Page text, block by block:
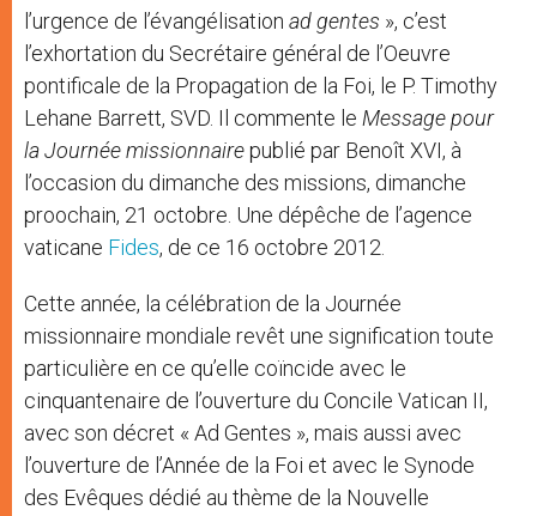
l’urgence de l’évangélisation ad gentes », c’est
l’exhortation du Secrétaire général de l’Oeuvre
pontificale de la Propagation de la Foi, le P. Timothy
Lehane Barrett, SVD. Il commente le Message pour
la Journée missionnairepublié par Benoît XVI, à
l’occasion du dimanche des missions, dimanche
proochain, 21 octobre. Une dépêche de l’agence
vaticane Fides, de ce 16 octobre 2012.
Cette année, la célébration de la Journée
missionnaire mondiale revêt une signification toute
particulière en ce qu’elle coïncide avec le
cinquantenaire de l’ouverture du Concile Vatican II,
avec son décret « Ad Gentes », mais aussi avec
l’ouverture de l’Année de la Foi et avec le Synode
des Evêques dédié au thème de la Nouvelle